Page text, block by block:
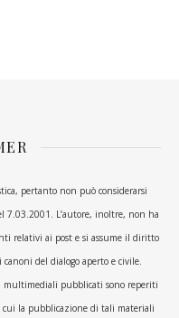
pertanto non può considerarsi
7.03.2001. L’autore, inoltre, non ha
relativi ai post e si assume il diritto
del dialogo aperto e civile.
multimediali pubblicati sono reperiti
cui la pubblicazione di tali materiali